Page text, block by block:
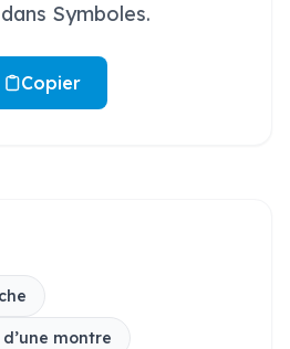
Symboles.
Copier
montre